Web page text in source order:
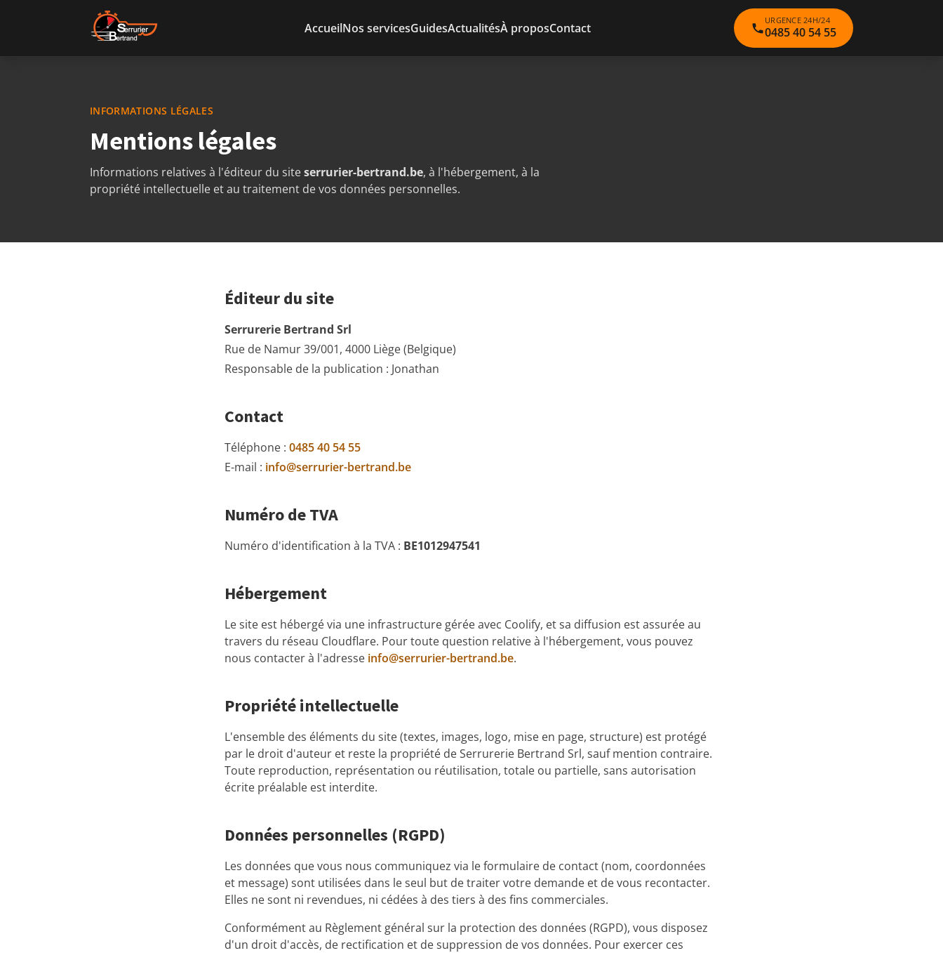
AccueilNos servicesGuidesActualitésÀ proposContact
URGENCE 24H/24
0485 40 54 55
INFORMATIONS LÉGALES
Mentions légales
Informations relatives à l'éditeur du siteserrurier-bertrand.be, à l'hébergement, à la
propriété intellectuelle et au traitement de vos données personnelles.
Éditeur du site
Serrurerie Bertrand Srl
Rue de Namur 39/001, 4000 Liège (Belgique)
Responsable de la publication : Jonathan
Contact
Téléphone : 0485 40 54 55
E-mail : info@serrurier-bertrand.be
Numéro de TVA
Numéro d'identification à la TVA : BE1012947541
Hébergement
Le site est hébergé via une infrastructure gérée avec Coolify, et sa diffusion est assurée au
travers du réseau Cloudflare. Pour toute question relative à l'hébergement, vous pouvez
nous contacter à l'adresse info@serrurier-bertrand.be.
Propriété intellectuelle
L'ensemble des éléments du site (textes, images, logo, mise en page, structure) est protégé
par le droit d'auteur et reste la propriété de Serrurerie Bertrand Srl, sauf mention contraire.
Toute reproduction, représentation ou réutilisation, totale ou partielle, sans autorisation
écrite préalable est interdite.
Données personnelles (RGPD)
Les données que vous nous communiquez via le formulaire de contact (nom, coordonnées
et message) sont utilisées dans le seul but de traiter votre demande et de vous recontacter.
Elles ne sont ni revendues, ni cédées à des tiers à des fins commerciales.
Conformément au Règlement général sur la protection des données (RGPD), vous disposez
d'un droit d'accès, de rectification et de suppression de vos données. Pour exercer ces